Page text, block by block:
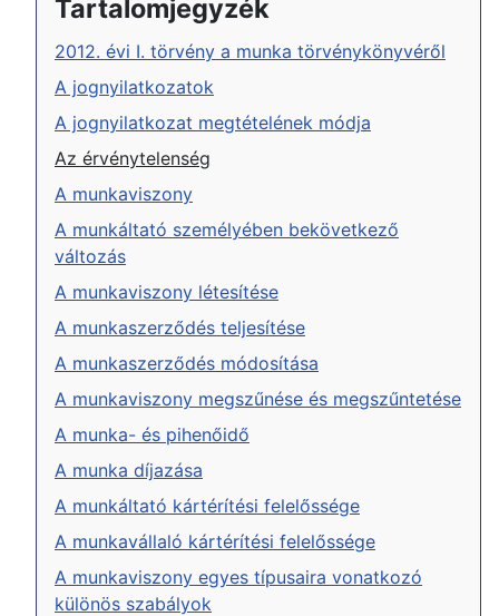
Tartalomjegyzék
2012. évi I. törvény a munka törvénykönyvéről
A jognyilatkozatok
A jognyilatkozat megtételének módja
Az érvénytelenség
A munkaviszony
A munkáltató személyében bekövetkező
változás
A munkaviszony létesítése
A munkaszerződés teljesítése
A munkaszerződés módosítása
A munkaviszony megszűnése és megszűntetése
A munka- és pihenőidő
A munka díjazása
A munkáltató kártérítési felelőssége
A munkavállaló kártérítési felelőssége
A munkaviszony egyes típusaira vonatkozó
különös szabályok